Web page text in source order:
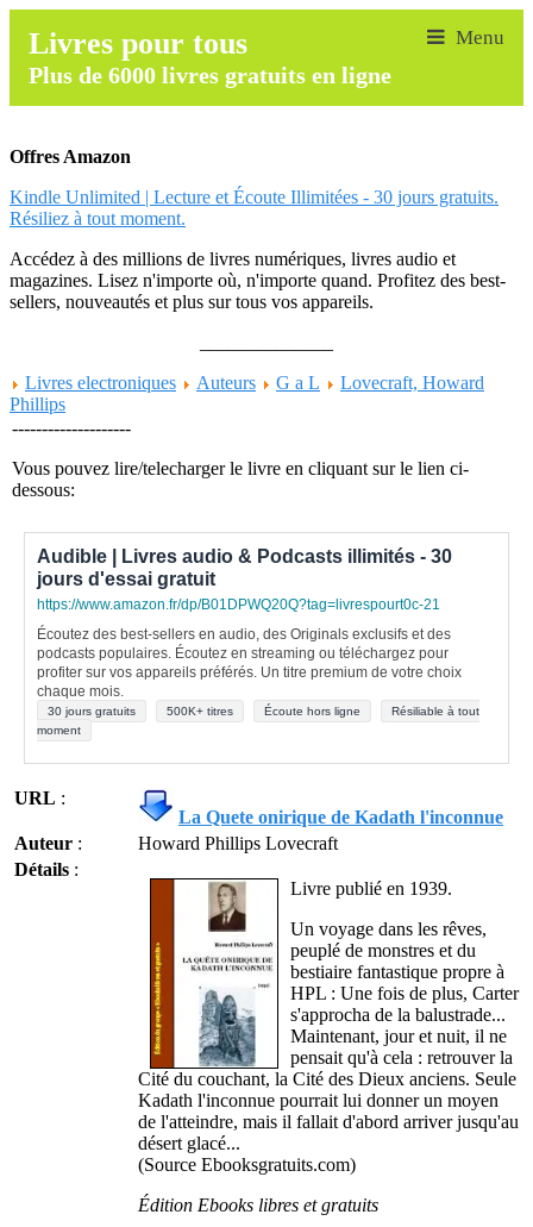
Livres pour tous
Plus de 6000 livres gratuits en ligne
Offres Amazon
Kindle Unlimited | Lecture et Écoute Illimitées - 30 jours gratuits.
Résiliez à tout moment.
Accédez à des millions de livres numériques, livres audio et
magazines. Lisez n'importe où, n'importe quand. Profitez des best-
sellers, nouveautés et plus sur tous vos appareils.
Livres electroniques
Auteurs G a L
Lovecraft, Howard
Phillips
--------------------
Vous pouvez lire/telecharger le livre en cliquant sur le lien ci-
dessous:
Audible | Livres audio & Podcasts illimités - 30
jours d'essai gratuit
https://www.amazon.fr/dp/B01DPWQ20Q?tag=livrespourt0c-21
Écoutez des best-sellers en audio, des Originals exclusifs et des
podcasts populaires. Écoutez en streaming ou téléchargez pour
profiter sur vos appareils préférés. Un titre premium de votre choix
chaque mois.
30 jours gratuits 500K+ titres Écoute hors ligne
Résiliable à tout
moment
URL :
La Quete onirique de Kadath l'inconnue
Auteur :
Howard Phillips Lovecraft
Détails :
Livre publié en 1939.
Un voyage dans les rêves,
peuplé de monstres et du
bestiaire fantastique propre à
HPL : Une fois de plus, Carter
s'approcha de la balustrade...
Maintenant, jour et nuit, il ne
pensait qu'à cela : retrouver la
Cité du couchant, la Cité des Dieux anciens. Seule
Kadath l'inconnue pourrait lui donner un moyen
de l'atteindre, mais il fallait d'abord arriver jusqu'au
désert glacé...
(Source Ebooksgratuits.com)
Édition Ebooks libres et gratuits